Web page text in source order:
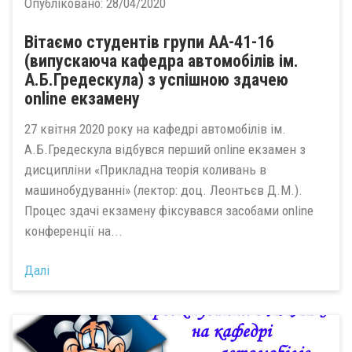
Опубліковано: 28/04/2020
Вітаємо студентів групи АА-41-16
(випускаюча кафедра автомобілів ім.
А.Б.Гредескула) з успішною здачею
online екзамену
27 квітня 2020 року на кафедрі автомобілів ім.
А.Б.Гредескула відбувся перший online екзамен з
дисципліни «Прикладна теорія коливань в
машинобудуванні» (лектор: доц. Леонтьєв Д.М.).
Процес здачі екзамену фіксувався засобами online
конференції на...
Далі